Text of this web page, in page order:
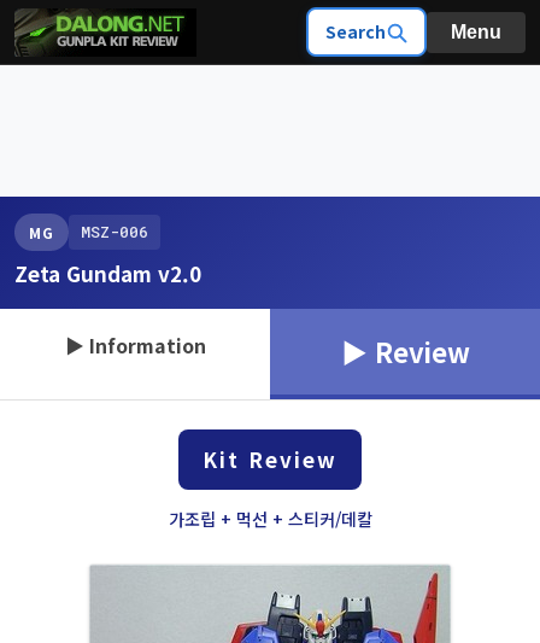
Search Menu
MG MSZ-006
Zeta Gundam v2.0
▶ Information ▶ Review
Kit Review
가조립 + 먹선 + 스티커/데칼